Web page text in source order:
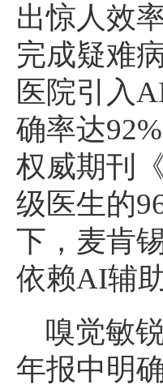
出惊人效
完成疑难
医院引入
确率达
权威期刊
级医生的
下，麦肯
依赖AI辅助
嗅觉敏
年报中明